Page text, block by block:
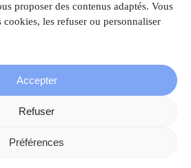
proposer des contenus adaptés. Vous
cookies, les refuser ou personnaliser
Accepter
Refuser
Préférences
os direitos reservados |